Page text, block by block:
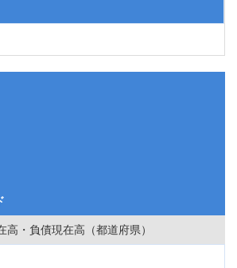
高・負債現在高（都道府県）